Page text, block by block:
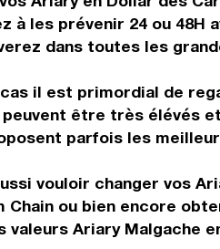
à les prévenir 24 ou
dans toutes les
il est primordial de
peuvent être très élévés
parfois les
vouloir changer vos
Chain ou bien encore
valeurs Ariary Malgache